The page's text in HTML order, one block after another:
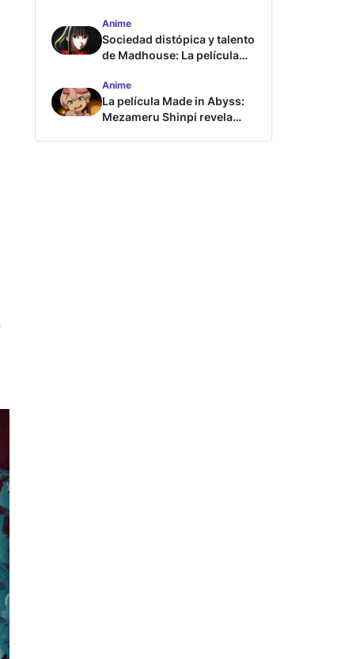
Anime
Sociedad distópica y talento
de Madhouse: La película
tráiler
Anime
La película Made in Abyss:
Mezameru Shinpi revela